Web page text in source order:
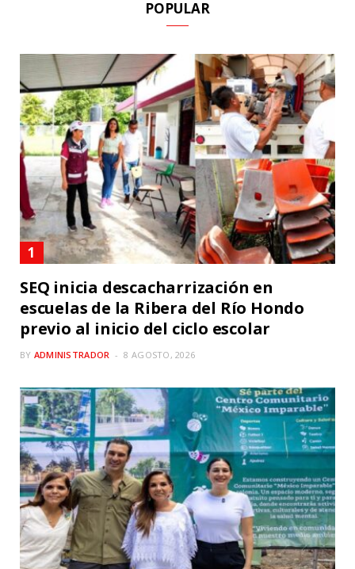
POPULAR
SEQ inicia descacharrización en
escuelas de la Ribera del Río Hondo
previo al inicio del ciclo escolar
BY ADMINISTRADOR 8 AGOSTO, 2026